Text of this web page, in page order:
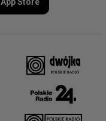
App Store